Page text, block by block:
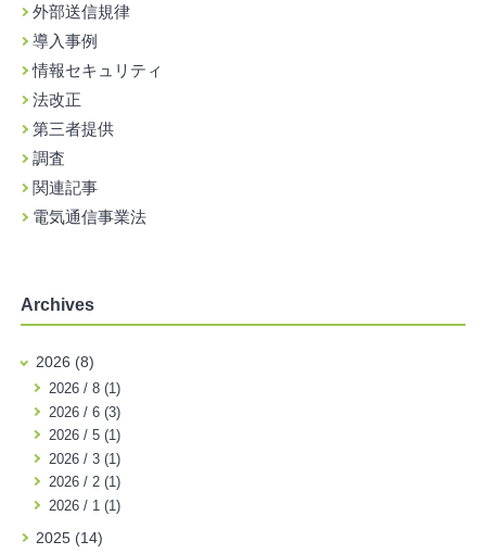
外部送信規律
導入事例
情報セキュリティ
法改正
第三者提供
調査
関連記事
電気通信事業法
Archives
2026 (8)
2026 / 8 (1)
2026 / 6 (3)
2026 / 5 (1)
2026 / 3 (1)
2026 / 2 (1)
2026 / 1 (1)
2025 (14)